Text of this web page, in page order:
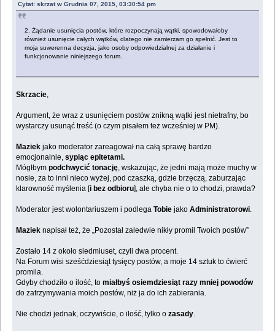
Cytat: skrzat w Grudnia 07, 2015, 03:30:54 pm
2. Żądanie usunięcia postów, które rozpoczynają wątki, spowodowałoby
również usunięcie całych wątków, dlatego nie zamierzam go spełnić. Jest to
moja suwerenna decyzja, jako osoby odpowiedzialnej za działanie i
funkcjonowanie niniejszego forum.
Skrzacie,
Argument, że wraz z usunięciem postów znikną wątki jest nietrafny, bo
wystarczy usunąć treść (o czym pisałem też wcześniej w PM).
Maziekjako moderator zareagował na całą sprawę bardzo
emocjonalnie,sypiąc epitetami.
Mógłbympodchwycić tonację, wskazując, że jedni mają może muchy w
nosie, za to inni nieco wyżej, pod czaszką, gdzie brzęczą, zaburzając
klarowność myślenia [i bez odbioru], ale chyba nie o to chodzi, prawda?
Moderator jest wolontariuszem i podlegaTobie jakoAdministratorowi.
Mazieknapisał też, że „Pozostał zaledwie nikły promil Twoich postów”
Zostało 14 z około siedmiuset, czyli dwa procent.
Na Forum wisi sześćdziesiąt tysięcy postów, a moje 14 sztuk to ćwierć
promila.
Gdyby chodziło o ilość, tomiałbyś osiemdziesiąt razy mniej powodów
do zatrzymywania moich postów, niż ja do ich zabierania.
Nie chodzi jednak, oczywiście, o ilość, tylko ozasady.